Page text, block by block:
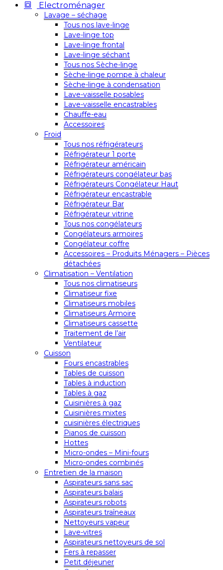
Electroménager
Lavage – séchage
Tous nos lave-linge
Lave-linge top
Lave-linge frontal
Lave-linge séchant
Tous nos Sèche-linge
Sèche-linge pompe à chaleur
Sèche-linge à condensation
Lave-vaisselle posables
Lave-vaisselle encastrables
Chauffe-eau
Accessoires
Froid
Tous nos réfrigérateurs
Réfrigérateur 1 porte
Réfrigérateur américain
Réfrigérateurs congélateur bas
Réfrigérateurs Congélateur Haut
Réfrigérateur encastrable
Réfrigérateur Bar
Réfrigérateur vitrine
Tous nos congélateurs
Congélateurs armoires
Congélateur coffre
Accessoires – Produits Ménagers – Pièces
détachées
Climatisation – Ventilation
Tous nos climatiseurs
Climatiseur fixe
Climatiseurs mobiles
Climatiseurs Armoire
Climatiseurs cassette
Traitement de l’air
Ventilateur
Cuisson
Fours encastrables
Tables de cuisson
Tables à induction
Tables à gaz
Cuisinières à gaz
Cuisinières mixtes
cuisinières électriques
Pianos de cuisson
Hottes
Micro-ondes – Mini-fours
Micro-ondes combinés
Entretien de la maison
Aspirateurs sans sac
Aspirateurs balais
Aspirateurs robots
Aspirateurs traîneaux
Nettoyeurs vapeur
Lave-vitres
Aspirateurs nettoyeurs de sol
Fers à repasser
Petit déjeuner